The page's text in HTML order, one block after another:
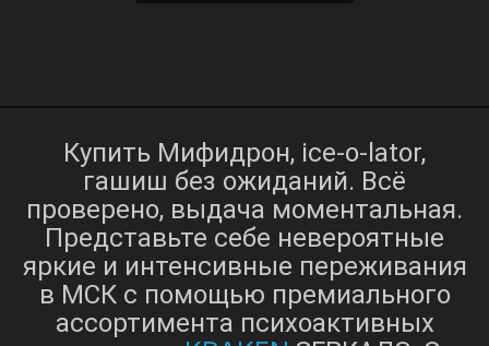
Купить Мифидрон, ice-o-lator,
гашиш без ожиданий. Всё
проверено, выдача моментальная.
Представьте себе невероятные
яркие и интенсивные переживания
в МСК с помощью премиального
ассортимента психоактивных